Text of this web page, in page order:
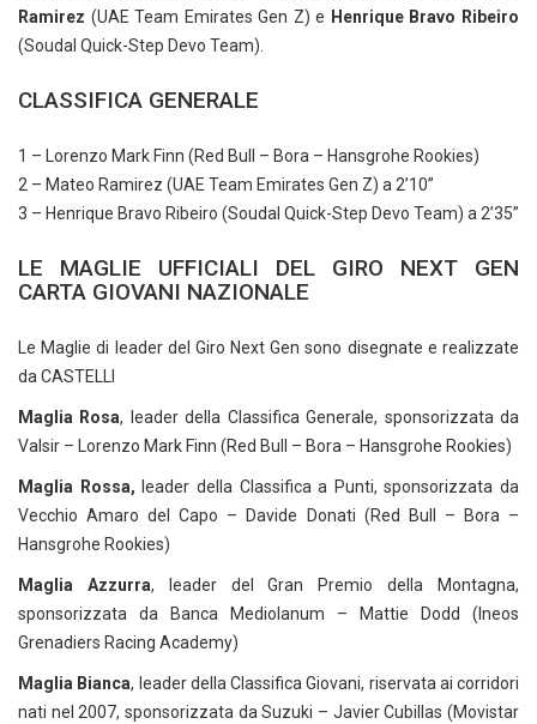
Ramirez (UAE Team Emirates Gen Z) e Henrique Bravo Ribeiro
(Soudal Quick-Step Devo Team).
CLASSIFICA GENERALE
1 – Lorenzo Mark Finn (Red Bull – Bora – Hansgrohe Rookies)
2 – Mateo Ramirez (UAE Team Emirates Gen Z) a 2’10”
3 – Henrique Bravo Ribeiro (Soudal Quick-Step Devo Team) a 2’35”
LE MAGLIE UFFICIALI DEL GIRO NEXT GEN
CARTA GIOVANI NAZIONALE
Le Maglie di leader del Giro Next Gen sono disegnate e realizzate
da CASTELLI
Maglia Rosa, leader della Classifica Generale, sponsorizzata da
Valsir – Lorenzo Mark Finn (Red Bull – Bora – Hansgrohe Rookies)
Maglia Rossa, leader della Classifica a Punti, sponsorizzata da
Vecchio Amaro del Capo – Davide Donati (Red Bull – Bora –
Hansgrohe Rookies)
Maglia Azzurra, leader del Gran Premio della Montagna,
sponsorizzata da Banca Mediolanum – Mattie Dodd (Ineos
Grenadiers Racing Academy)
Maglia Bianca, leader della Classifica Giovani, riservata ai corridori
nati nel 2007, sponsorizzata da Suzuki – Javier Cubillas (Movistar